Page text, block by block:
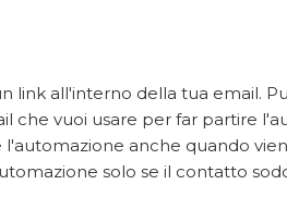
link all'interno della tua email.
che vuoi usare per far partire
anche quando
solo se il contatto